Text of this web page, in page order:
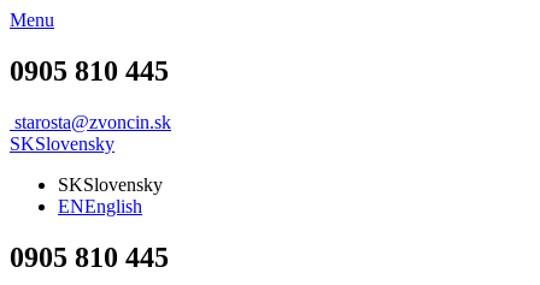
Menu
0905 810 445
starosta@zvoncin.sk
SKSlovensky
SKSlovensky
ENEnglish
0905 810 445